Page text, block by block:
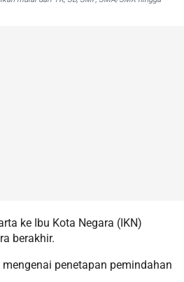
ke Ibu Kota Negara (IKN)
berakhir.
penetapan pemindahan